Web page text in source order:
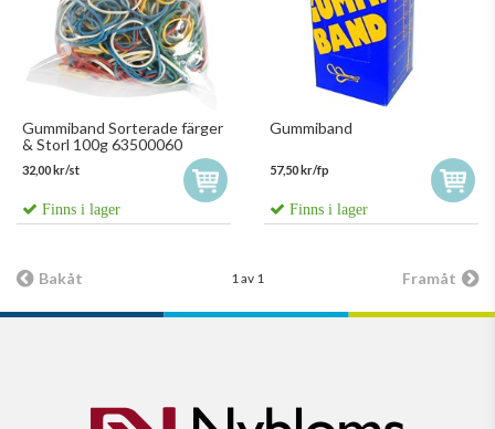
Gummiband Sorterade färger
& Storl 100g 63500060
32,00 kr/st
Finns i lager
Gummiband
57,50 kr/fp
Finns i lager
Bakåt 1 av 1 Framåt